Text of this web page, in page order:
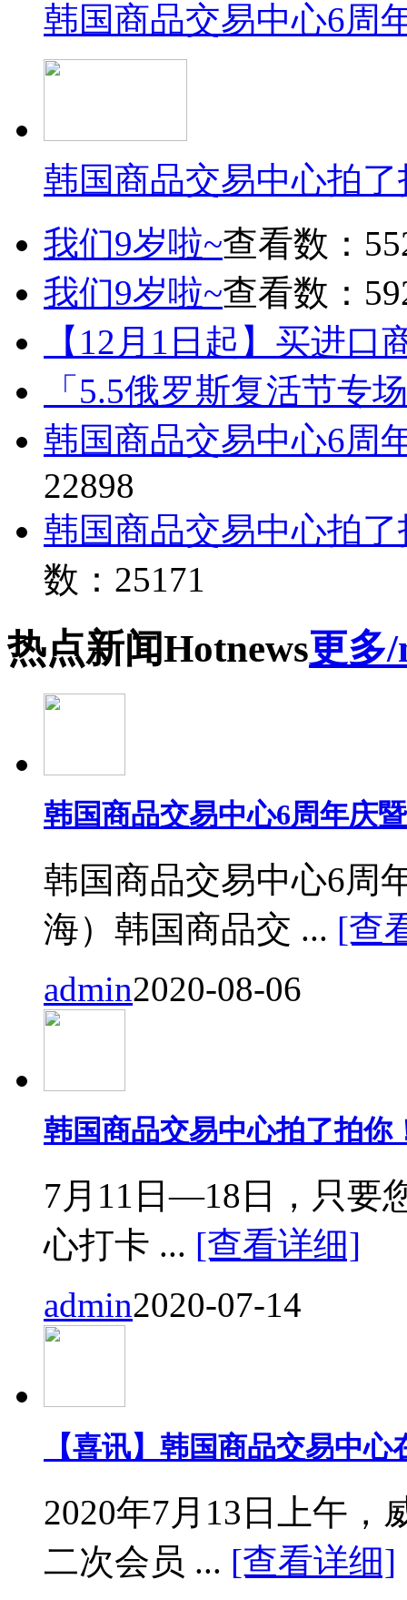
韩国商品交易中心6周
韩国商品交易中心拍
我们9岁啦~查看数：
我们9岁啦~查看数：
【12月1日起】买进口
「5.5俄罗斯复活节专
韩国商品交易中心6周
22898
韩国商品交易中心拍
数：25171
热点新闻Hotnews更多
韩国商品交易中心6周年庆
韩国商品交易中心6周
海）韩国商品交 ... [查
admin2020-08-06
韩国商品交易中心拍了拍你
7月11日—18日，只要
心打卡 ... [查看详细]
admin2020-07-14
【喜讯】韩国商品交易中
2020年7月13日上午，
二次会员 ... [查看详细]